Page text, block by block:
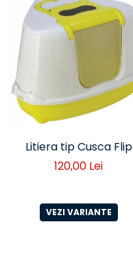
Litiera tip Cusca Flip
Corner
120,00 Lei
VEZI VARIANTE